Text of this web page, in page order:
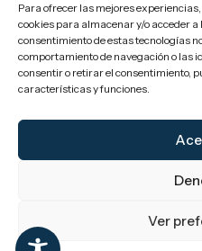
Para ofrecer las mejores
cookies para almacenar y/o acceder
consentimiento de estas tecnologías
comportamiento de navegación o las
consentir o retirar el consentimiento,
características y funciones.
Ver
Política
Política de
Política de